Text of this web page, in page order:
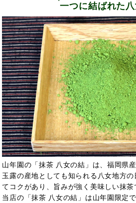
一つに結ばれた
山年園の「抹茶 八女の結」は、福岡県
玉露の産地としても知られる八女地方の
てコクがあり、旨みが強く美味しい抹茶
当店の「抹茶 八女の結」は山年園限定